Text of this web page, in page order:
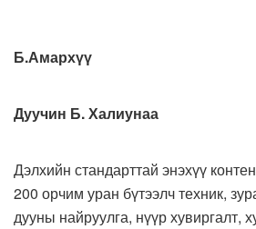
Б.Амархүү
Дуучин Б. Халиунаа
Дэлхийн стандарттай энэхүү
200 орчим уран бүтээлч техник,
дууны найруулга, нүүр хувиргалт,